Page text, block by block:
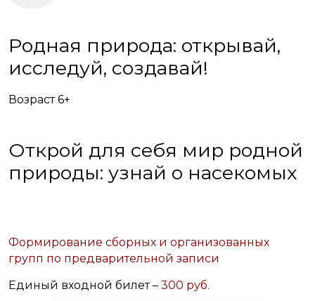
Родная природа: открывай,
исследуй, создавай!
Возраст 6+
Открой для себя мир родной
природы: узнай о насекомых
Формирование сборных и организованных
групп по предварительной записи
Единый входной билет – 300 руб.